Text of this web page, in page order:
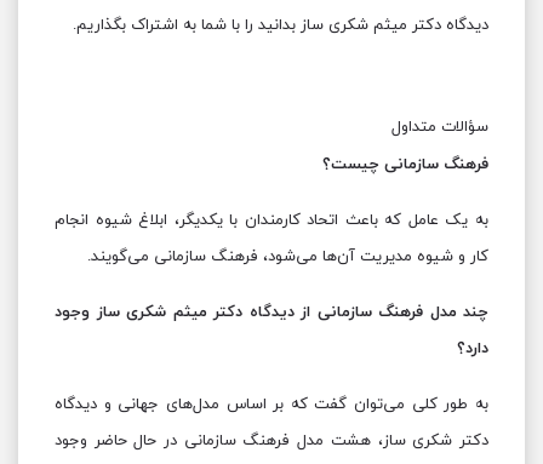
دیدگاه دکتر میثم شکری ساز بدانید را با شما به اشتراک بگذاریم.
سؤالات متداول
فرهنگ سازمانی چیست؟
به یک عامل که باعث اتحاد کارمندان با یکدیگر، ابلاغ شیوه انجام
کار و شیوه مدیریت آن‌ها می‌شود، فرهنگ سازمانی می‌گویند.
چند مدل فرهنگ سازمانی از دیدگاه دکتر میثم شکری ساز وجود
دارد؟
به طور کلی می‌توان گفت که بر اساس مدل‌های جهانی و دیدگاه
دکتر شکری ساز، هشت مدل فرهنگ سازمانی در حال حاضر وجود